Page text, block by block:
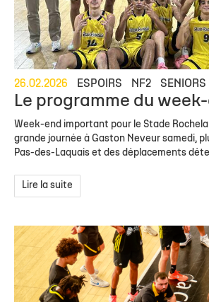
26.02.2026 ESPOIRS NF2 SENIORS
Le programme du
Week-end important pour le Stade
grande journée à Gaston Neveur samedi,
Pas-des-Laquais et des déplacements
Lire la suite